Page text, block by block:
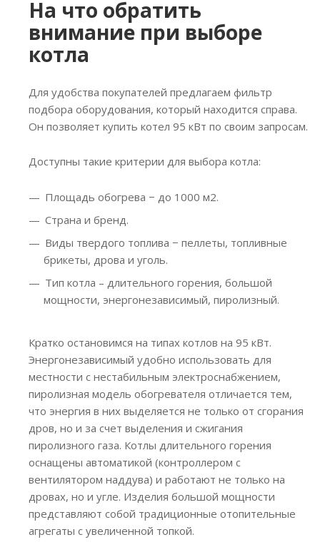
На что обратить
внимание при выборе
котла
Для удобства покупателей предлагаем фильтр
подбора оборудования, который находится справа.
Он позволяет купить котел 95 кВт по своим запросам.
Доступны такие критерии для выбора котла:
Площадь обогрева − до 1000 м2.
Страна и бренд.
Виды твердого топлива − пеллеты, топливные
брикеты, дрова и уголь.
Тип котла – длительного горения, большой
мощности, энергонезависимый, пиролизный.
Кратко остановимся на типах котлов на 95 кВт.
Энергонезависимый удобно использовать для
местности с нестабильным электроснабжением,
пиролизная модель обогревателя отличается тем,
что энергия в них выделяется не только от сгорания
дров, но и за счет выделения и сжигания
пиролизного газа. Котлы длительного горения
оснащены автоматикой (контроллером с
вентилятором наддува) и работают не только на
дровах, но и угле. Изделия большой мощности
представляют собой традиционные отопительные
агрегаты с увеличенной топкой.